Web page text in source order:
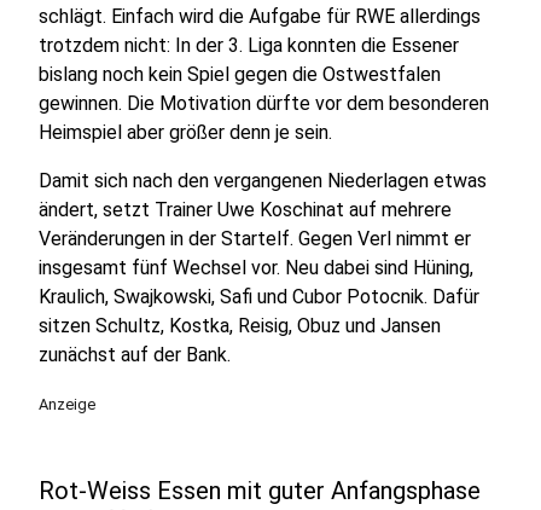
schlägt. Einfach wird die Aufgabe für RWE allerdings
trotzdem nicht: In der 3. Liga konnten die Essener
bislang noch kein Spiel gegen die Ostwestfalen
gewinnen. Die Motivation dürfte vor dem besonderen
Heimspiel aber größer denn je sein.
Damit sich nach den vergangenen Niederlagen etwas
ändert, setzt Trainer Uwe Koschinat auf mehrere
Veränderungen in der Startelf. Gegen Verl nimmt er
insgesamt fünf Wechsel vor. Neu dabei sind Hüning,
Kraulich, Swajkowski, Safi und Cubor Potocnik. Dafür
sitzen Schultz, Kostka, Reisig, Obuz und Jansen
zunächst auf der Bank.
Anzeige
Rot-Weiss Essen mit guter Anfangsphase